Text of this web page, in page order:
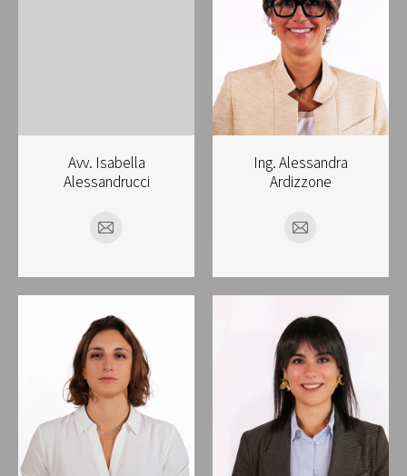
Avv. Isabella
Alessandrucci
E-
Ing. Alessandra
Ardizzone
E-